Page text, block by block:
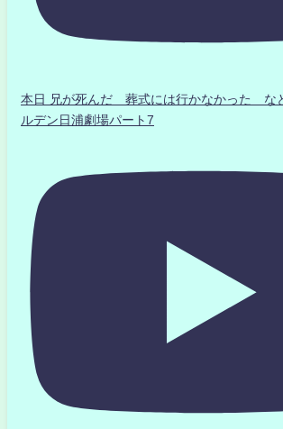
本日 兄が死んだ 葬式には行かなかった な
ルデン日浦劇場パート7